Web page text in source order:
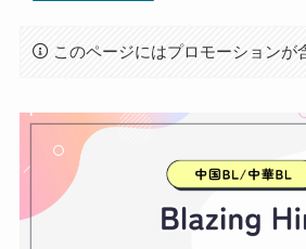
このページにはプロモーションが